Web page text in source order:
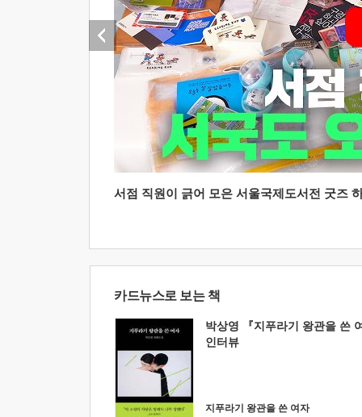
서점 직원이 긁어 모은 서울국제도서전 굿즈
카드뉴스로 보는 책
박상영 『지푸라기 왕관을 쓴
인터뷰
지푸라기 왕관을 쓴 여자